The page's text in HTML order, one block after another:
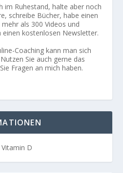
im Ruhestand, halte aber noch
schreibe Bücher, habe einen
als 300 Videos und
kostenlosen Newsletter.
Coaching kann man sich
Sie auch gerne das
Fragen an mich haben.
Vitamin D